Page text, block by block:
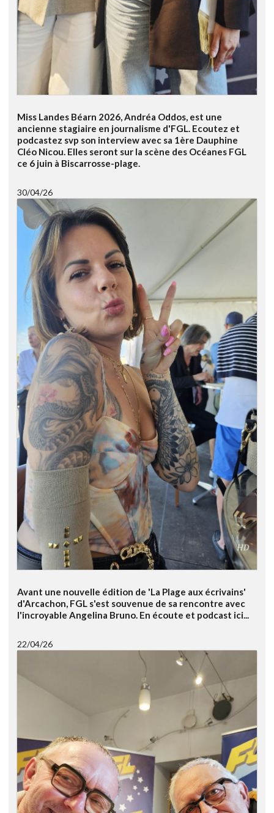
Miss Landes Béarn 2026, Andréa Oddos, est une
ancienne stagiaire en journalisme d'FGL. Ecoutez et
podcastez svp son interview avec sa 1ère Dauphine
Cléo Nicou. Elles seront sur la scène des Océanes FGL
ce 6 juin à Biscarrosse-plage.
30/04/26
Avant une nouvelle édition de 'La Plage aux écrivains'
d'Arcachon, FGL s'est souvenue de sa rencontre avec
l'incroyable Angelina Bruno. En écoute et podcast ici...
22/04/26